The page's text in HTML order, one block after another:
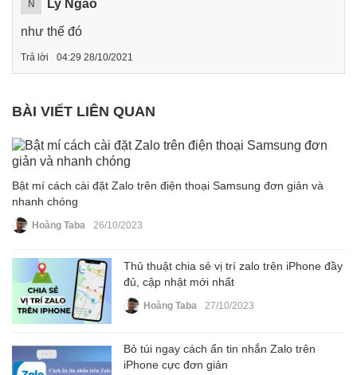
N Ly Ngáo
như thế đó
Trả lời 04:29 28/10/2021
BÀI VIẾT LIÊN QUAN
Bật mí cách cài đặt Zalo trên điện thoại Samsung đơn giản và
nhanh chóng
Hoàng Taba 26/10/2023
Thủ thuật chia sẻ vị trí zalo trên iPhone đầy
đủ, cập nhật mới nhất
Hoàng Taba 27/10/2023
Bỏ túi ngay cách ẩn tin nhắn Zalo trên
iPhone cực đơn giản